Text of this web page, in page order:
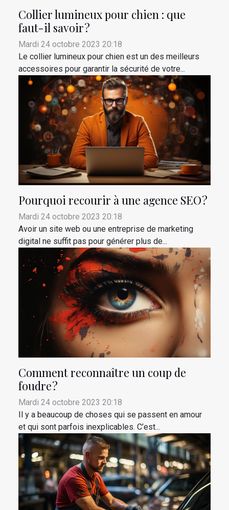
Collier lumineux pour chien : que
faut-il savoir ?
Mardi 24 octobre 2023 20:18
Le collier lumineux pour chien est un des meilleurs
accessoires pour garantir la sécurité de votre...
Pourquoi recourir à une agence SEO ?
Mardi 24 octobre 2023 20:18
Avoir un site web ou une entreprise de marketing
digital ne suffit pas pour générer plus de...
Comment reconnaître un coup de
foudre ?
Mardi 24 octobre 2023 20:18
Il y a beaucoup de choses qui se passent en amour
et qui sont parfois inexplicables. C’est...